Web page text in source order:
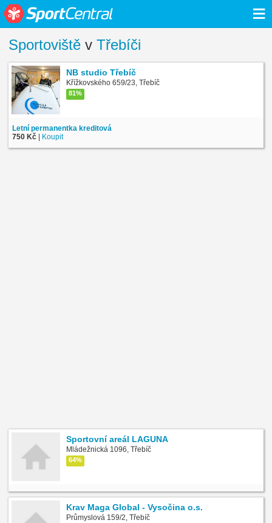
≡
Sportoviště v Třebíči
NB studio Třebíč
Křížkovského 659/23, Třebíč
81%
Letní permanentka kreditová
750 Kč | Koupit
Sportovní areál LAGUNA
Mládežnická 1096, Třebíč
64%
Krav Maga Global - Vysočina o.s.
Průmyslová 159/2, Třebíč